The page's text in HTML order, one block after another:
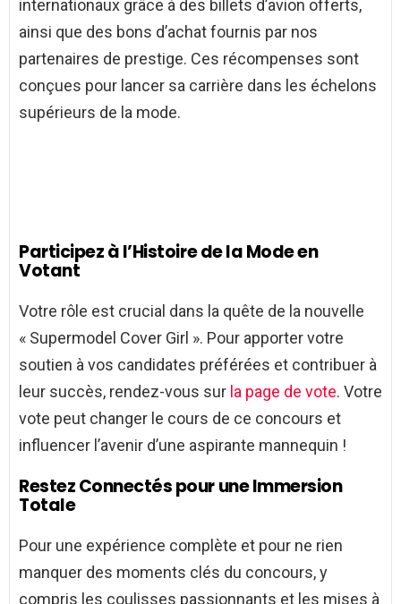
internationaux grâce à des billets d’avion offerts,
ainsi que des bons d’achat fournis par nos
partenaires de prestige. Ces récompenses sont
conçues pour lancer sa carrière dans les échelons
supérieurs de la mode.
Participez à l’Histoire de la Mode en
Votant
Votre rôle est crucial dans la quête de la nouvelle
« Supermodel Cover Girl ». Pour apporter votre
soutien à vos candidates préférées et contribuer à
leur succès, rendez-vous sur la page de vote. Votre
vote peut changer le cours de ce concours et
influencer l’avenir d’une aspirante mannequin !
Restez Connectés pour une Immersion
Totale
Pour une expérience complète et pour ne rien
manquer des moments clés du concours, y
compris les coulisses passionnants et les mises à